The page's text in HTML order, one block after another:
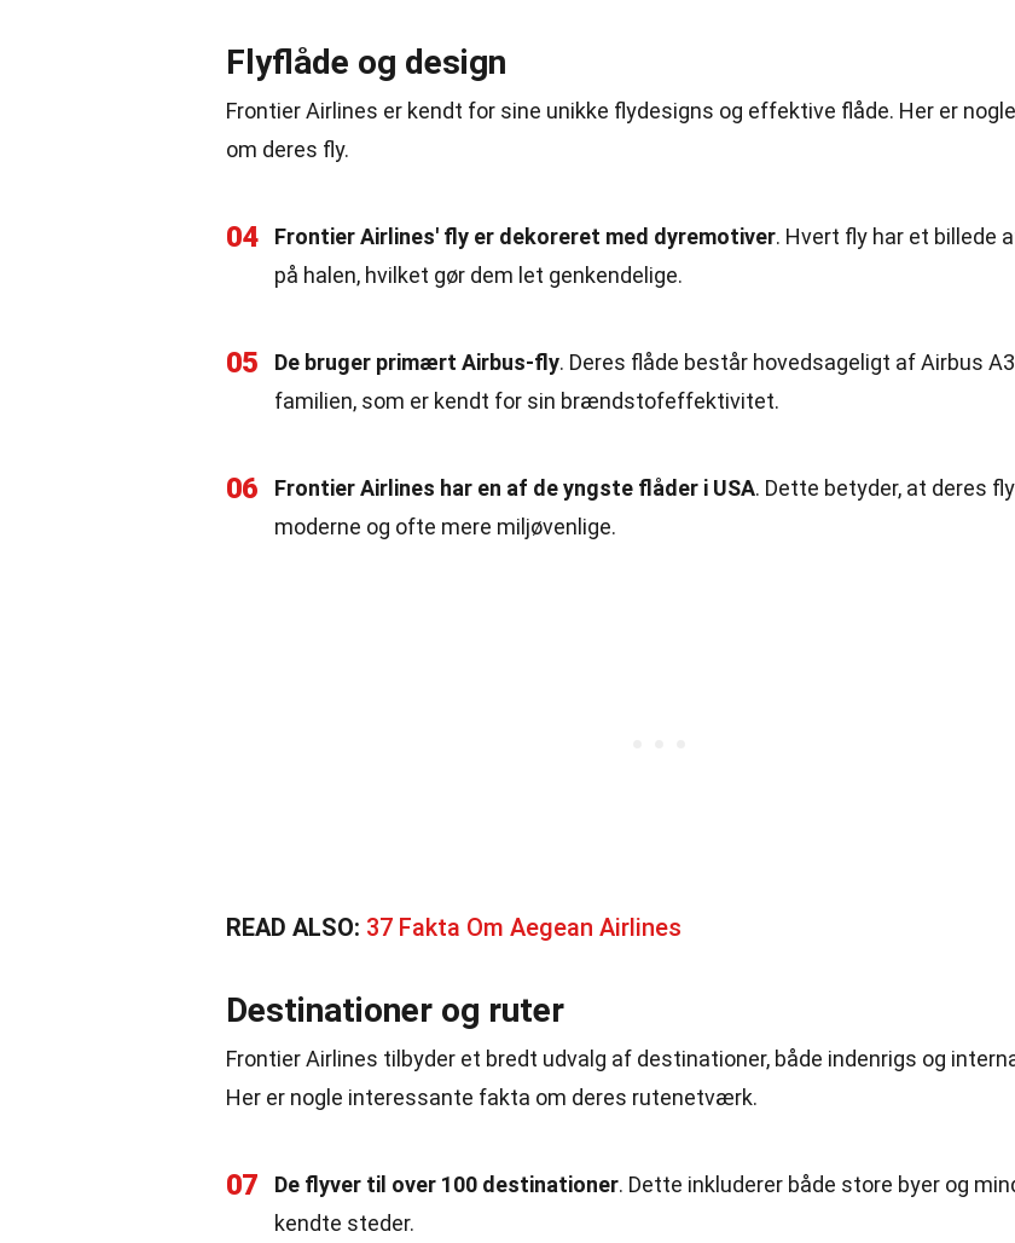
Flyflåde og design
Frontier Airlines er kendt for sine unikke flydesigns og effektive flåde. Her er
om deres fly.
04 Frontier Airlines' fly er dekoreret med dyremotiver. Hvert fly har et billede
på halen, hvilket gør dem let genkendelige.
05 De bruger primært Airbus-fly. Deres flåde består hovedsageligt af Airbus
familien, som er kendt for sin brændstofeffektivitet.
06 Frontier Airlines har en af de yngste flåder i USA. Dette betyder, at deres
moderne og ofte mere miljøvenlige.
READ ALSO: 37 Fakta Om Aegean Airlines
Destinationer og ruter
Frontier Airlines tilbyder et bredt udvalg af destinationer, både indenrigs og
Her er nogle interessante fakta om deres rutenetværk.
07 De flyver til over 100 destinationer. Dette inkluderer både store byer og
kendte steder.